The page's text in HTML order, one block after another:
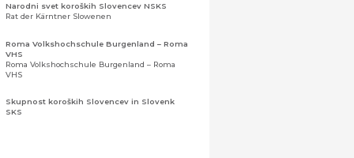
Narodni svet koroških Slovencev NSKS
Rat der Kärntner Slowenen
Roma Volkshochschule Burgenland – Roma
VHS
Roma Volkshochschule Burgenland – Roma
VHS
Skupnost koroških Slovencev in Slovenk
SKS